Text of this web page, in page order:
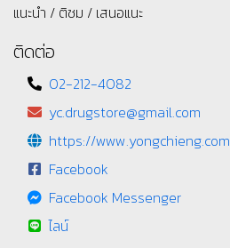
แนะนำ / ติชม / เสนอแนะ
ติดต่อ
02-212-4082
yc.drugstore@gmail.com
https://www.yongchieng.com
Facebook
Facebook Messenger
ไลน์